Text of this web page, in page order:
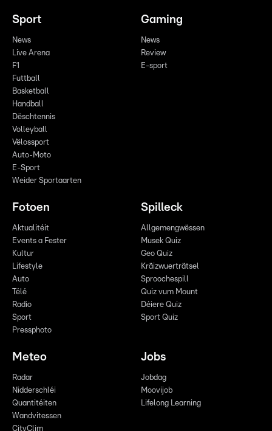
Sport
News
Live Arena
F1
Futtball
Basketball
Handball
Dëschtennis
Volleyball
Vëlossport
Auto-Moto
E-Sport
Weider Sportaarten
Gaming
News
Review
E-sport
Fotoen
Aktualitéit
Events a Fester
Kultur
Lifestyle
Auto
Télé
Radio
Sport
Pressphoto
Spilleck
Allgemengwëssen
Musek Quiz
Geo Quiz
Kräizwuerträtsel
Sproochespill
Quiz vum Mount
Déiere Quiz
Sport Quiz
Meteo
Radar
Nidderschléi
Quantitéiten
Wandvitessen
CityClim
Jobs
Jobdag
Moovijob
Lifelong Learning